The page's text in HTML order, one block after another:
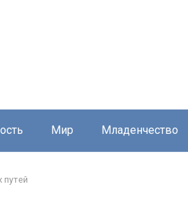
Мир Младенчество
путей